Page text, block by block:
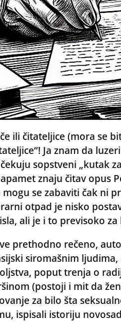
ili čitateljice (mora se
Ja znam da
sopstveni „kutak
znaju čitav opus
se zabaviti čak ni
otpad je nisko
ali je i to previsoko
prethodno rečeno,
siromašnim
poput trenja o
(postoji i mit da
za bilo šta
ispisali istoriju